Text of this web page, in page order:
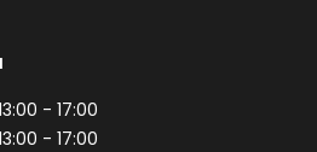
- 17:00
- 17:00